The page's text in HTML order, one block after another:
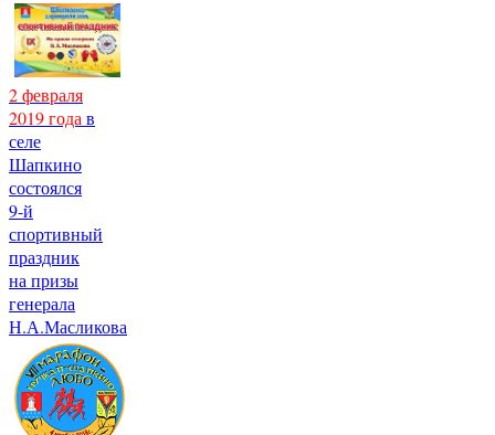
2 февраля
2019 годав
селе
Шапкино
состоялся
9-й
спортивный
праздник
на призы
генерала
Н.А.Масликова